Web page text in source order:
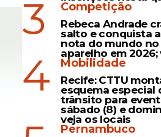
3 Competição
Rebeca Andrade
salto e conquista
nota do mundo no
aparelho em 2026;
4 Mobilidade
Recife: CTTU
esquema especial
trânsito para
sábado (8) e
veja os locais
Pernambuco